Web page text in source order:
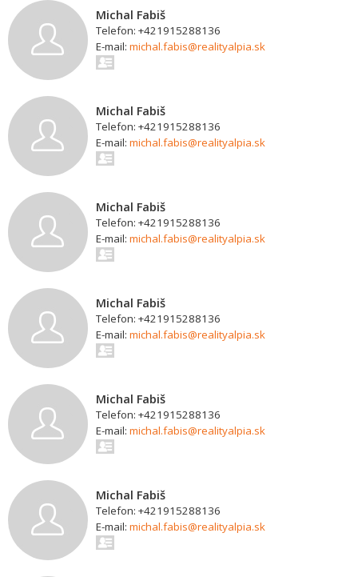
Michal Fabiš
Telefon: +421915288136
E-mail: michal.fabis@realityalpia.sk
Michal Fabiš
Telefon: +421915288136
E-mail: michal.fabis@realityalpia.sk
Michal Fabiš
Telefon: +421915288136
E-mail: michal.fabis@realityalpia.sk
Michal Fabiš
Telefon: +421915288136
E-mail: michal.fabis@realityalpia.sk
Michal Fabiš
Telefon: +421915288136
E-mail: michal.fabis@realityalpia.sk
Michal Fabiš
Telefon: +421915288136
E-mail: michal.fabis@realityalpia.sk